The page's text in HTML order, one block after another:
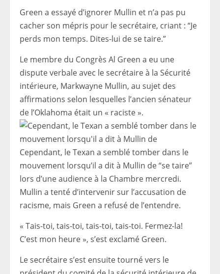
Green a essayé d’ignorer Mullin et n’a pas pu
cacher son mépris pour le secrétaire, criant : “Je
perds mon temps. Dites-lui de se taire.”
Le membre du Congrès Al Green a eu une
dispute verbale avec le secrétaire à la Sécurité
intérieure, Markwayne Mullin, au sujet des
affirmations selon lesquelles l’ancien sénateur
de l’Oklahoma était un « raciste ».
Cependant, le Texan a semblé tomber dans le
mouvement lorsqu’il a dit à Mullin de “se taire”
lors d’une audience à la Chambre mercredi.
Mullin a tenté d’intervenir sur l’accusation de
racisme, mais Green a refusé de l’entendre.
« Tais-toi, tais-toi, tais-toi, tais-toi. Fermez-la!
C’est mon heure », s’est exclamé Green.
Le secrétaire s’est ensuite tourné vers le